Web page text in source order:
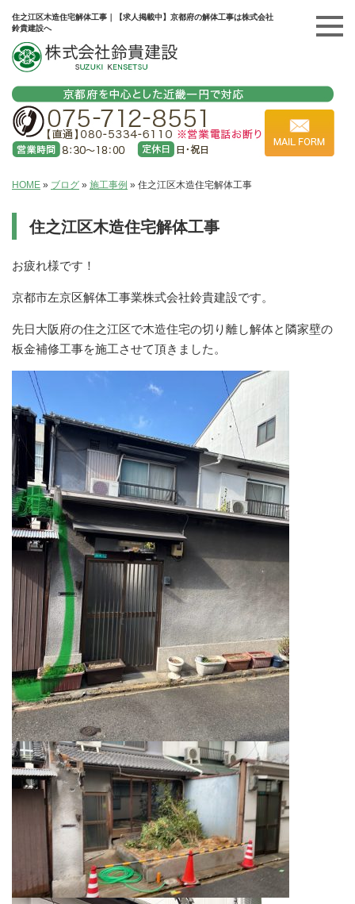
住之江区木造住宅解体工事｜【求人掲載中】京都府の解体工事は株式会社
鈴貴建設へ
HOME » ブログ » 施工事例 » 住之江区木造住宅解体工事
住之江区木造住宅解体工事
お疲れ様です！
京都市左京区解体工事業株式会社鈴貴建設です。
先日大阪府の住之江区で木造住宅の切り離し解体と隣家壁の
板金補修工事を施工させて頂きました。